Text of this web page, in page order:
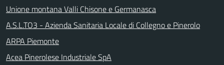
Unione montana Valli Chisone e Germanasca
A.S.L.TO3 - Azienda Sanitaria Locale di Collegno e Pinerolo
ARPA Piemonte
Acea Pinerolese Industriale SpA